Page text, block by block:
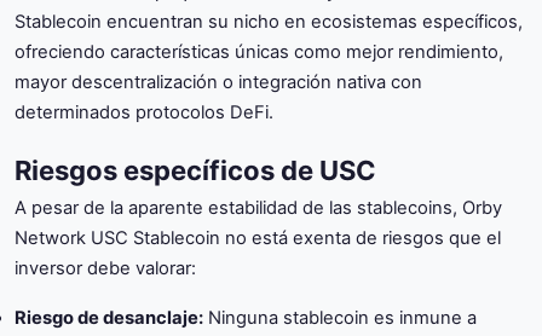
Stablecoin encuentran su nicho en ecosistemas específicos,
ofreciendo características únicas como mejor rendimiento,
mayor descentralización o integración nativa con
determinados protocolos DeFi.
Riesgos específicos de USC
A pesar de la aparente estabilidad de las stablecoins, Orby
Network USC Stablecoin no está exenta de riesgos que el
inversor debe valorar:
Riesgo de desanclaje: Ninguna stablecoin es inmune a